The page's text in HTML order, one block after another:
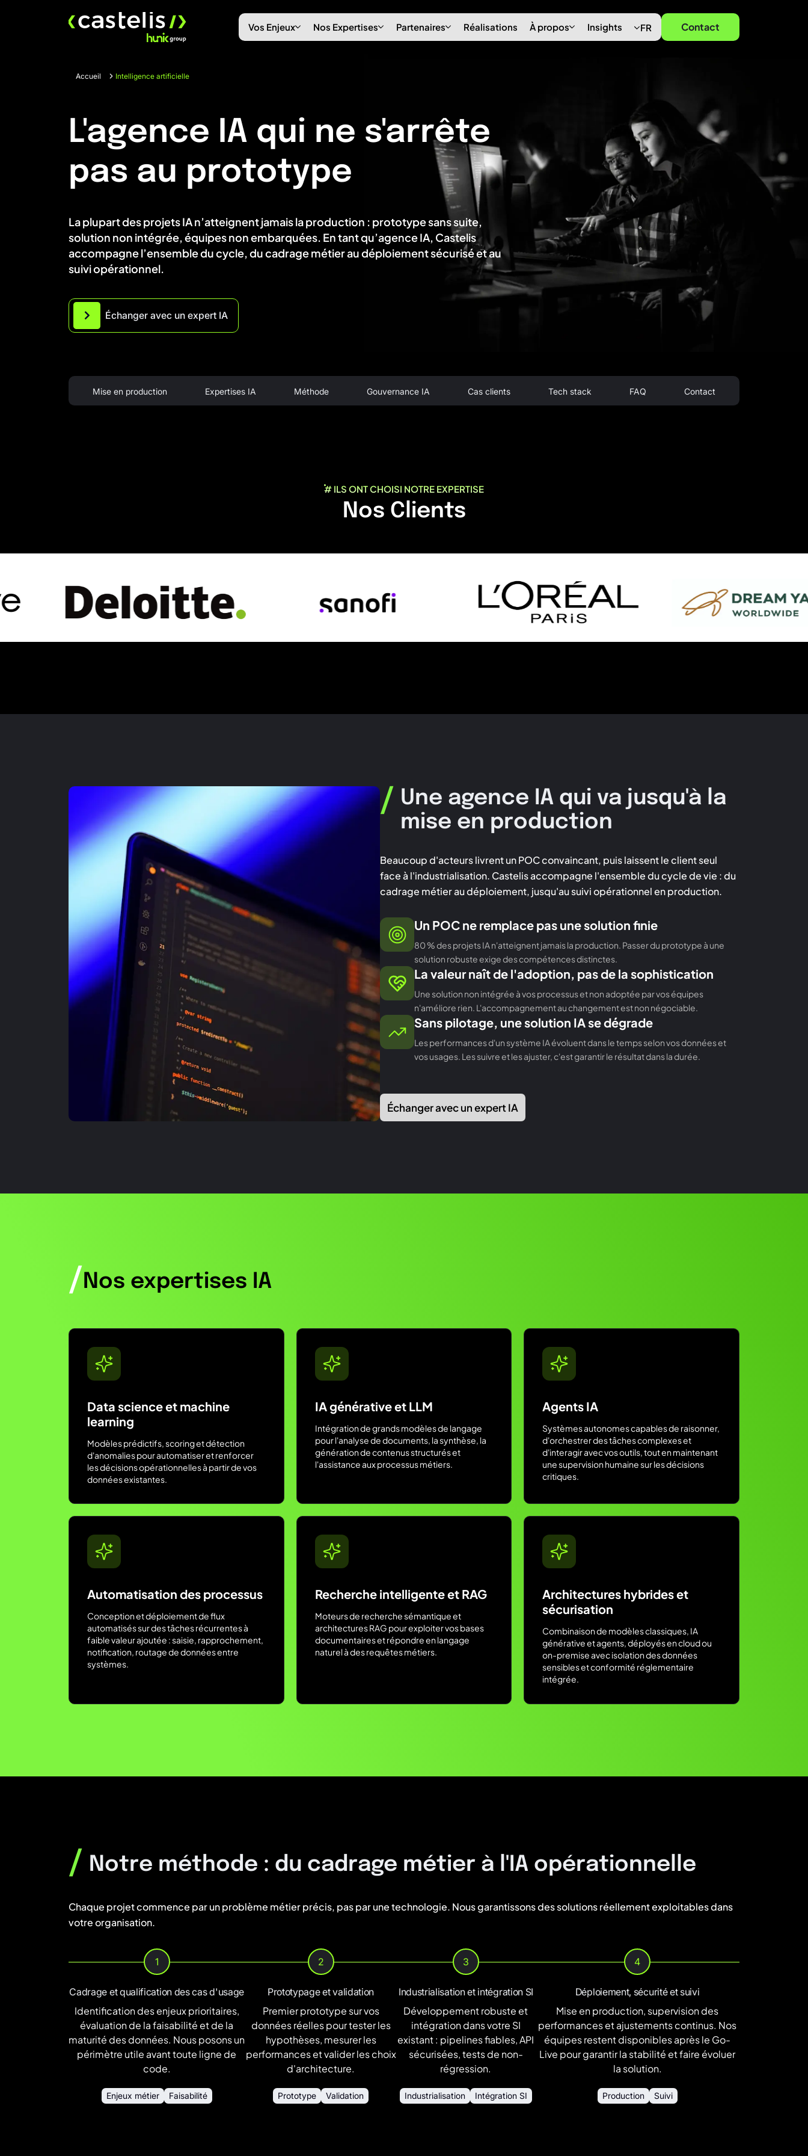
Vos Enjeux Nos Expertises Partenaires Réalisations À propos Insights FR Contact
Accueil Intelligence artificielle
L'agence IA qui ne s'arrête
pas au prototype
La plupart des projets IA n’atteignent jamais la production : prototype sans suite,
solution non intégrée, équipes non embarquées. En tant qu’agence IA, Castelis
accompagne l’ensemble du cycle, du cadrage métier au déploiement sécurisé et au
suivi opérationnel.
Échanger avec un expert IA
Mise en production Expertises IA Méthode Gouvernance IA Cas clients Tech stack FAQ Contact
# ILS ONT CHOISI NOTRE EXPERTISE
Nos Clients
/ Une agence IA qui va jusqu'à la
mise en production
Beaucoup d'acteurs livrent un POC convaincant, puis laissent le client seul
face à l'industrialisation. Castelis accompagne l'ensemble du cycle de vie : du
cadrage métier au déploiement, jusqu'au suivi opérationnel en production.
Un POC ne remplace pas une solution finie
80 % des projets IA n'atteignent jamais la production. Passer du prototype à une
solution robuste exige des compétences distinctes.
La valeur naît de l'adoption, pas de la sophistication
Une solution non intégrée à vos processus et non adoptée par vos équipes
n'améliore rien. L'accompagnement au changement est non négociable.
Sans pilotage, une solution IA se dégrade
Les performances d'un système IA évoluent dans le temps selon vos données et
vos usages. Les suivre et les ajuster, c'est garantir le résultat dans la durée.
Échanger avec un expert IA
/ Nos expertises IA
Data science et machine
learning
Modèles prédictifs, scoring et détection
d'anomalies pour automatiser et renforcer
les décisions opérationnelles à partir de vos
données existantes.
IA générative et LLM
Intégration de grands modèles de langage
pour l'analyse de documents, la synthèse, la
génération de contenus structurés et
l'assistance aux processus métiers.
Agents IA
Systèmes autonomes capables de raisonner,
d'orchestrer des tâches complexes et
d'interagir avec vos outils, tout en maintenant
une supervision humaine sur les décisions
critiques.
Automatisation des processus
Conception et déploiement de flux
automatisés sur des tâches récurrentes à
faible valeur ajoutée : saisie, rapprochement,
notification, routage de données entre
systèmes.
Recherche intelligente et RAG
Moteurs de recherche sémantique et
architectures RAG pour exploiter vos bases
documentaires et répondre en langage
naturel à des requêtes métiers.
Architectures hybrides et
sécurisation
Combinaison de modèles classiques, IA
générative et agents, déployés en cloud ou
on-premise avec isolation des données
sensibles et conformité réglementaire
intégrée.
/ Notre méthode : du cadrage métier à l'IA opérationnelle
Chaque projet commence par un problème métier précis, pas par une technologie. Nous garantissons des solutions réellement exploitables dans
votre organisation.
1
Cadrage et qualification des cas d'usage
Identification des enjeux prioritaires,
évaluation de la faisabilité et de la
maturité des données. Nous posons un
périmètre utile avant toute ligne de
code.
Enjeux métier Faisabilité
2
Prototypage et validation
Premier prototype sur vos
données réelles pour tester les
hypothèses, mesurer les
performances et valider les choix
d'architecture.
Prototype Validation
3
Industrialisation et intégration SI
Développement robuste et
intégration dans votre SI
existant : pipelines fiables, API
sécurisées, tests de non-
régression.
Industrialisation Intégration SI
4
Déploiement, sécurité et suivi
Mise en production, supervision des
performances et ajustements continus. Nos
équipes restent disponibles après le Go-
Live pour garantir la stabilité et faire évoluer
la solution.
Production Suivi